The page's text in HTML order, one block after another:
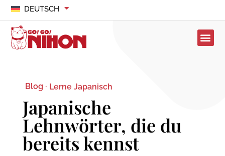
DEUTSCH
Blog · Lerne Japanisch
Japanische
Lehnwörter, die du
bereits kennst